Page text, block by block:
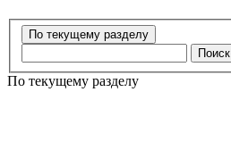
Поиск
По текущему разделу